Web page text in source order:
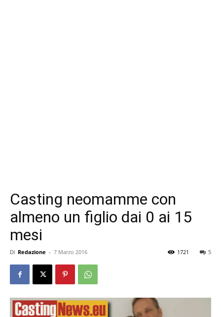
Casting neomamme con
almeno un figlio dai 0 ai 15
mesi
Di Redazione - 7 Marzo 2016 5
1721